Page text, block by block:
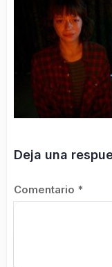
Deja una
Comentario *